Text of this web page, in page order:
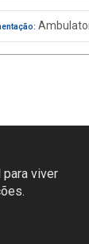
para viver